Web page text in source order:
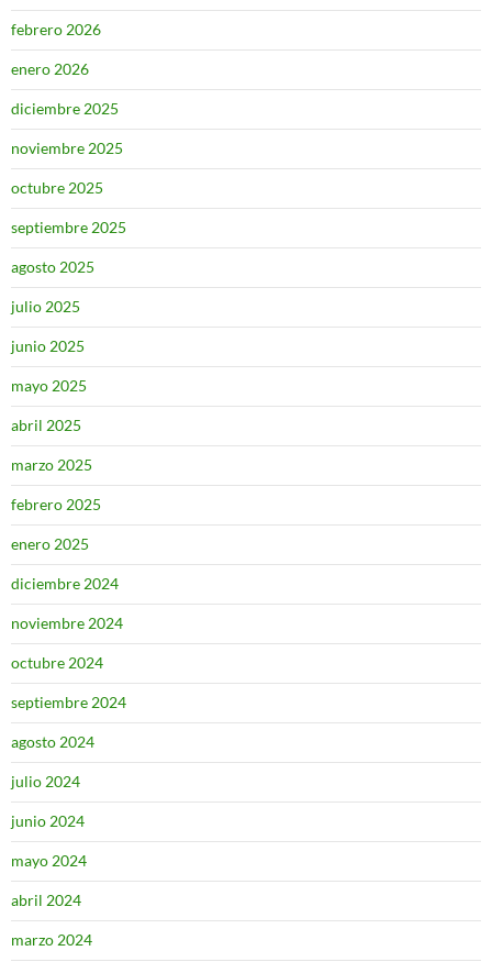
febrero 2026
enero 2026
diciembre 2025
noviembre 2025
octubre 2025
septiembre 2025
agosto 2025
julio 2025
junio 2025
mayo 2025
abril 2025
marzo 2025
febrero 2025
enero 2025
diciembre 2024
noviembre 2024
octubre 2024
septiembre 2024
agosto 2024
julio 2024
junio 2024
mayo 2024
abril 2024
marzo 2024